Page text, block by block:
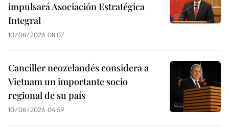
impulsará Asociación Estratégica
Integral
10/08/2026 08:07
Canciller neozelandés considera a
Vietnam un importante socio
regional de su país
10/08/2026 04:59